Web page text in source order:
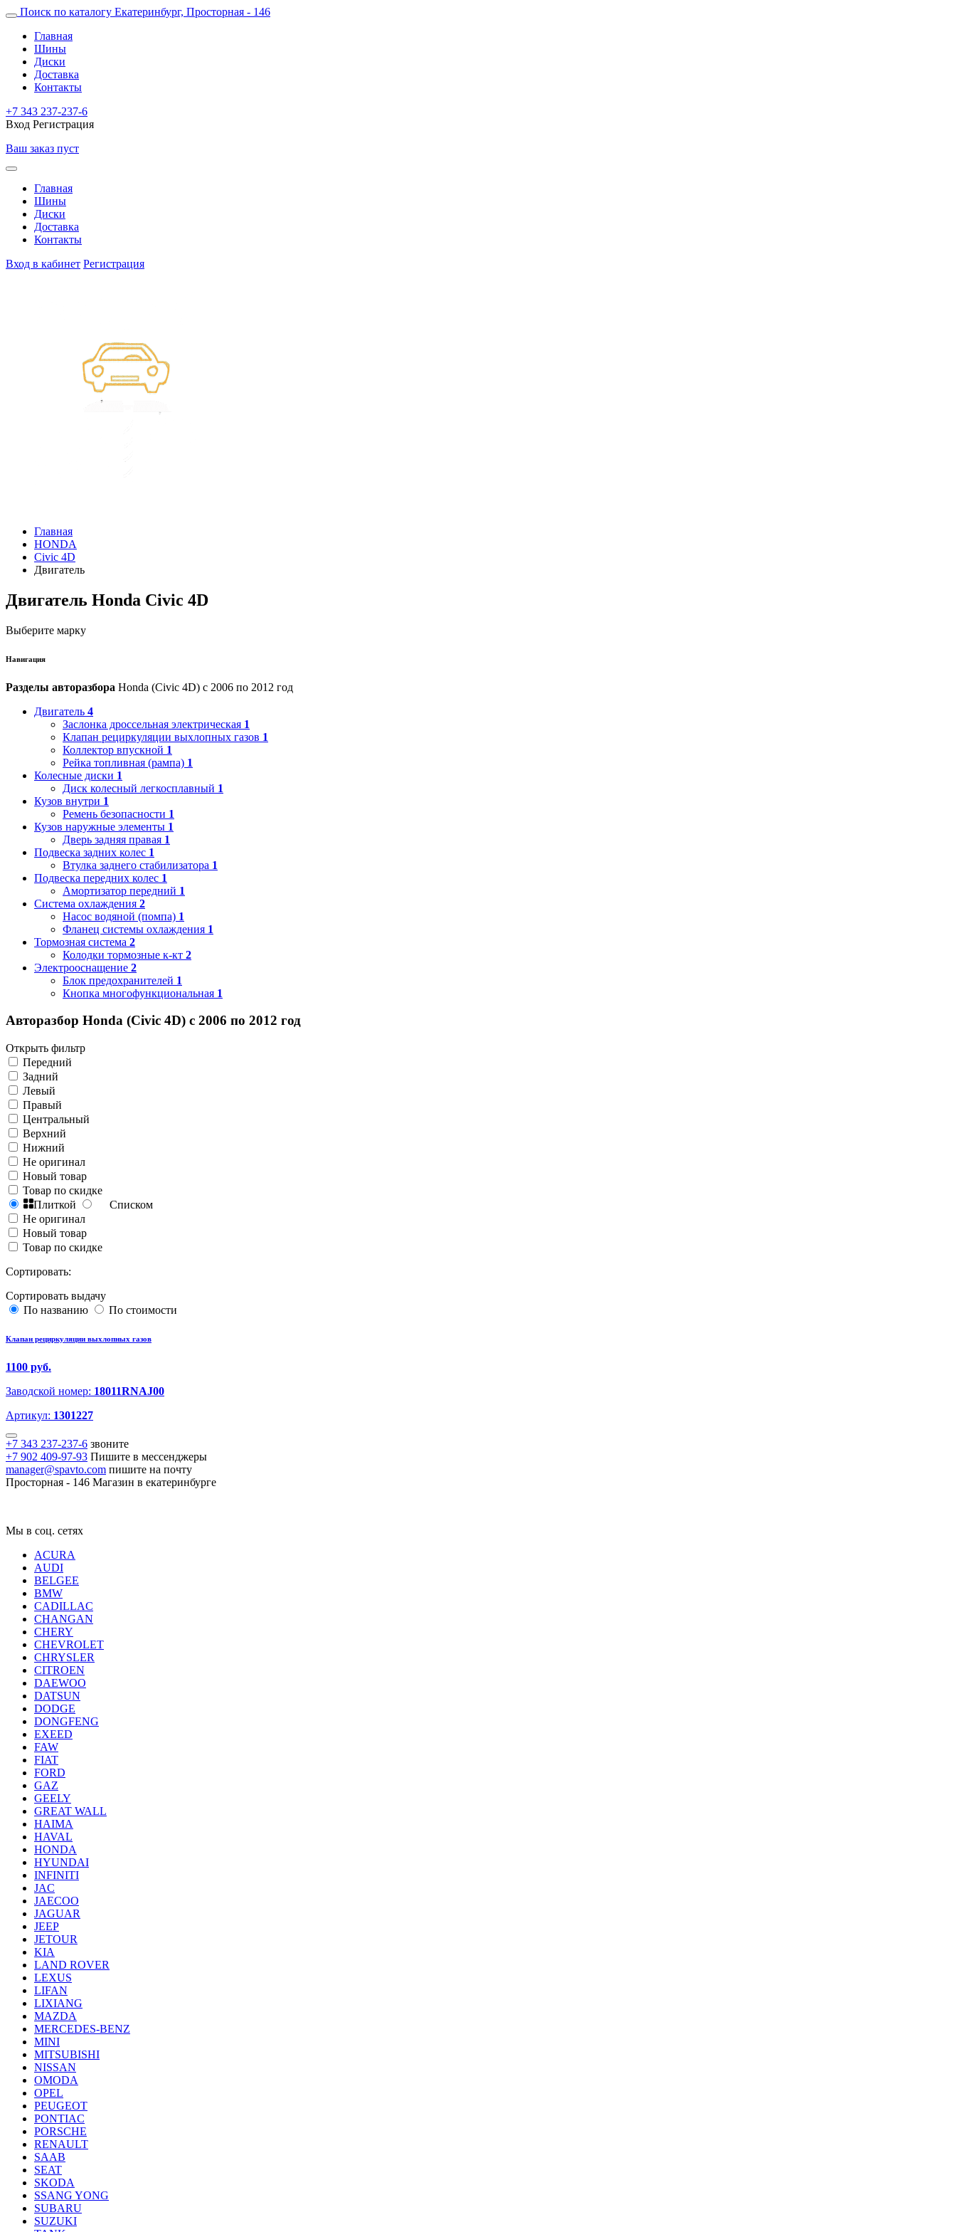
Поиск по каталогу Екатеринбург, Просторная - 146
Главная
Шины
Диски
Доставка
Контакты
+7 343 237-237-6
Вход Регистрация
Ваш заказ пуст
Главная
Шины
Диски
Доставка
Контакты
Вход в кабинет Регистрация
Главная
HONDA
Civic 4D
Двигатель
Двигатель Honda Civic 4D
Выберите марку
Навигация
Разделы авторазбора Honda (Civic 4D) с 2006 по 2012 год
Двигатель 4
Заслонка дроссельная электрическая 1
Клапан рециркуляции выхлопных газов 1
Коллектор впускной 1
Рейка топливная (рампа) 1
Колесные диски 1
Диск колесный легкосплавный 1
Кузов внутри 1
Ремень безопасности 1
Кузов наружные элементы 1
Дверь задняя правая 1
Подвеска задних колес 1
Втулка заднего стабилизатора 1
Подвеска передних колес 1
Амортизатор передний 1
Система охлаждения 2
Насос водяной (помпа) 1
Фланец системы охлаждения 1
Тормозная система 2
Колодки тормозные к-кт 2
Электрооснащение 2
Блок предохранителей 1
Кнопка многофункциональная 1
Авторазбор Honda (Civic 4D) с 2006 по 2012 год
Открыть фильтр
Передний
Задний
Левый
Правый
Центральный
Верхний
Нижний
Не оригинал
Новый товар
Товар по скидке
Плиткой
Списком
Не оригинал
Новый товар
Товар по скидке
Сортировать:
Сортировать выдачу
По названию
По стоимости
Клапан рециркуляции выхлопных газов
1100 руб.
Заводской номер: 18011RNAJ00
Артикул: 1301227
+7 343 237-237-6 звоните
+7 902 409-97-93 Пишите в мессенджеры
manager@spavto.com пишите на почту
Просторная - 146 Магазин в екатеринбурге
Мы в соц. сетях
ACURA
AUDI
BELGEE
BMW
CADILLAC
CHANGAN
CHERY
CHEVROLET
CHRYSLER
CITROEN
DAEWOO
DATSUN
DODGE
DONGFENG
EXEED
FAW
FIAT
FORD
GAZ
GEELY
GREAT WALL
HAIMA
HAVAL
HONDA
HYUNDAI
INFINITI
JAC
JAECOO
JAGUAR
JEEP
JETOUR
KIA
LAND ROVER
LEXUS
LIFAN
LIXIANG
MAZDA
MERCEDES-BENZ
MINI
MITSUBISHI
NISSAN
OMODA
OPEL
PEUGEOT
PONTIAC
PORSCHE
RENAULT
SAAB
SEAT
SKODA
SSANG YONG
SUBARU
SUZUKI